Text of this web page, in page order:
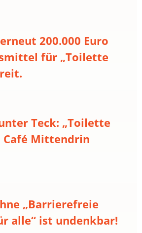
200.000 Euro
für „Toilette
Teck: „Toilette
Café Mittendrin
„Barrierefreie
alle“ ist undenkbar!